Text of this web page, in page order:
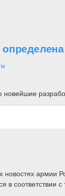
определена
новейшие
армии
соответствии